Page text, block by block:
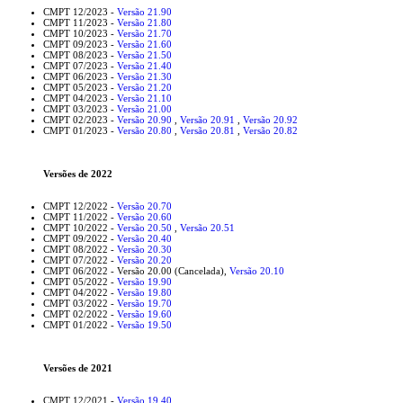
CMPT 12/2023 - Versão 21.90
CMPT 11/2023 - Versão 21.80
CMPT 10/2023 - Versão 21.70
CMPT 09/2023 - Versão 21.60
CMPT 08/2023 - Versão 21.50
CMPT 07/2023 - Versão 21.40
CMPT 06/2023 - Versão 21.30
CMPT 05/2023 - Versão 21.20
CMPT 04/2023 - Versão 21.10
CMPT 03/2023 - Versão 21.00
CMPT 02/2023 - Versão 20.90 Versão 20.91
Versão 20.92
CMPT 01/2023 - Versão 20.80 Versão 20.81 Versão 20.82
Versões de 2022
CMPT 12/2022 - Versão 20.70
CMPT 11/2022 - Versão 20.60
CMPT 10/2022 - Versão 20.50
Versão 20.51
CMPT 09/2022 - Versão 20.40
CMPT 08/2022 - Versão 20.30
CMPT 07/2022 - Versão 20.20
CMPT 06/2022 - Versão 20.00 (Cancelada), Versão 20.10
CMPT 05/2022 - Versão 19.90
CMPT 04/2022 - Versão 19.80
CMPT 03/2022 - Versão 19.70
CMPT 02/2022 - Versão 19.60
CMPT 01/2022 - Versão 19.50
Versões de 2021
CMPT 12/2021 - Versão 19.40